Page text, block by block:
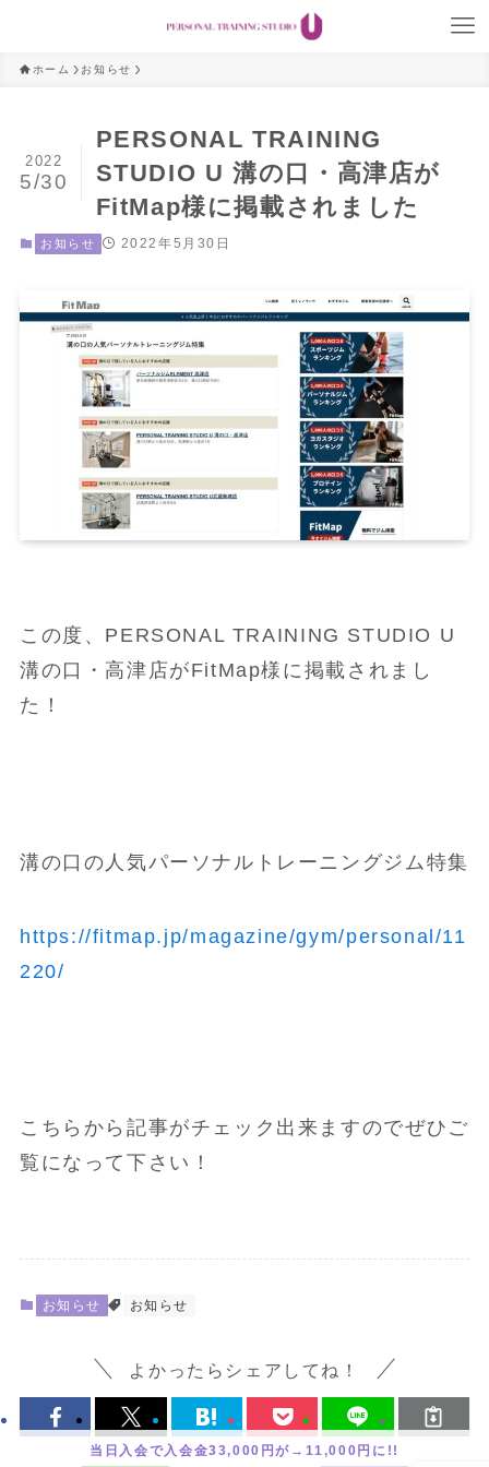
ホーム お知らせ
PERSONAL TRAINING
STUDIO U 溝の口・高津店が
FitMap様に掲載されました
2022
5/30
お知らせ 2022年5月30日
この度、PERSONAL TRAINING STUDIO U
溝の口・高津店がFitMap様に掲載されまし
た！
溝の口の人気パーソナルトレーニングジム特集
https://fitmap.jp/magazine/gym/personal/11
220/
こちらから記事がチェック出来ますのでぜひご
覧になって下さい！
お知らせ お知らせ
よかったらシェアしてね！
当日入会で入会金33,000円が→11,000円に!!